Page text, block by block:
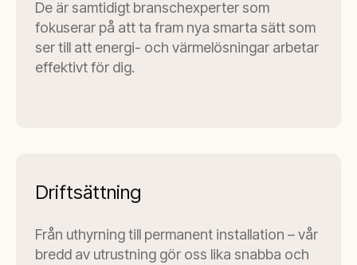
De är samtidigt branschexperter som
fokuserar på att ta fram nya smarta sätt som
ser till att energi- och värmelösningar arbetar
effektivt för dig.
Driftsättning
Från uthyrning till permanent installation – vår
bredd av utrustning gör oss lika snabba och